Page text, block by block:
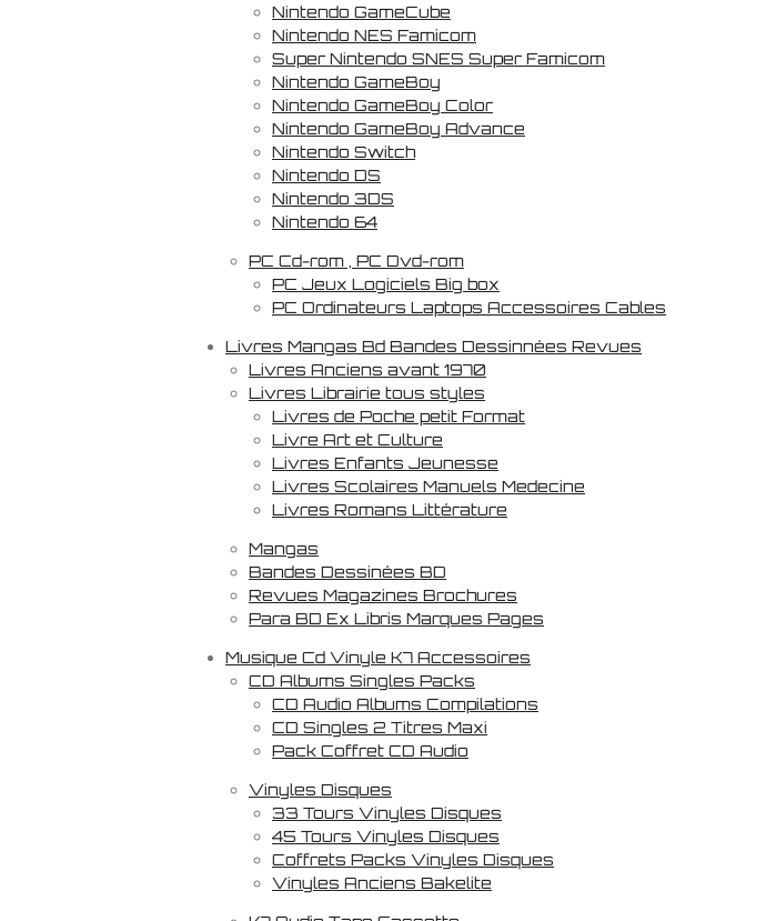
Nintendo GameCube
Nintendo NES Famicom
Super Nintendo SNES Super Famicom
Nintendo GameBoy
Nintendo GameBoy Color
Nintendo GameBoy Advance
Nintendo Switch
Nintendo DS
Nintendo 3DS
Nintendo 64
PC Cd-rom , PC Dvd-rom
PC Jeux Logiciels Big box
PC Ordinateurs Laptops Accessoires Cables
Livres Mangas Bd Bandes Dessinnées Revues
Livres Anciens avant 1970
Livres Librairie tous styles
Livres de Poche petit Format
Livre Art et Culture
Livres Enfants Jeunesse
Livres Scolaires Manuels Medecine
Livres Romans Littérature
Mangas
Bandes Dessinées BD
Revues Magazines Brochures
Para BD Ex Libris Marques Pages
Musique Cd Vinyle K7 Accessoires
CD Albums Singles Packs
CD Audio Albums Compilations
CD Singles 2 Titres Maxi
Pack Coffret CD Audio
Vinyles Disques
33 Tours Vinyles Disques
45 Tours Vinyles Disques
Coffrets Packs Vinyles Disques
Vinyles Anciens Bakelite